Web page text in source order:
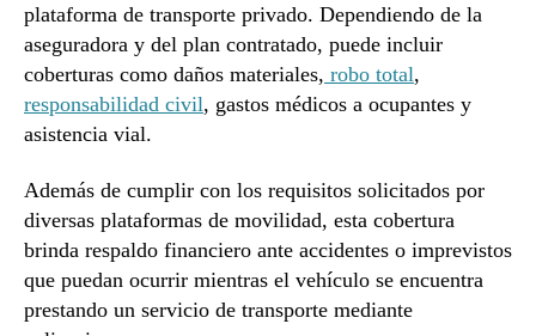
plataforma de transporte privado. Dependiendo de la
aseguradora y del plan contratado, puede incluir
coberturas como daños materiales, robo total,
responsabilidad civil, gastos médicos a ocupantes y
asistencia vial.
Además de cumplir con los requisitos solicitados por
diversas plataformas de movilidad, esta cobertura
brinda respaldo financiero ante accidentes o imprevistos
que puedan ocurrir mientras el vehículo se encuentra
prestando un servicio de transporte mediante